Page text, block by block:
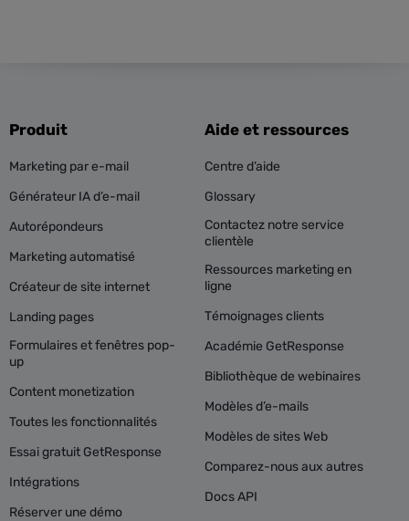
Produit
Marketing par e-mail
Générateur IA d’e-mail
Autorépondeurs
Marketing automatisé
Créateur de site internet
Landing pages
Formulaires et fenêtres pop-
up
Content monetization
Toutes les fonctionnalités
Essai gratuit GetResponse
Intégrations
Réserver une démo
Aide et ressources
Centre d’aide
Glossary
Contactez notre service
clientèle
Ressources marketing en
ligne
Témoignages clients
Académie GetResponse
Bibliothèque de webinaires
Modèles d’e-mails
Modèles de sites Web
Comparez-nous aux autres
Docs API